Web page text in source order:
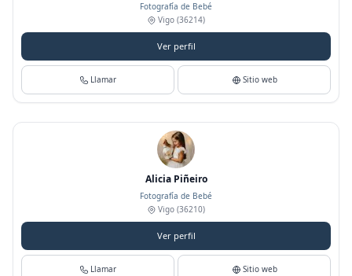
Fotografía de Bebé
Vigo (36214)
Ver perfil
Llamar Sitio web
Alicia Piñeiro
Fotografía de Bebé
Vigo (36210)
Ver perfil
Llamar Sitio web